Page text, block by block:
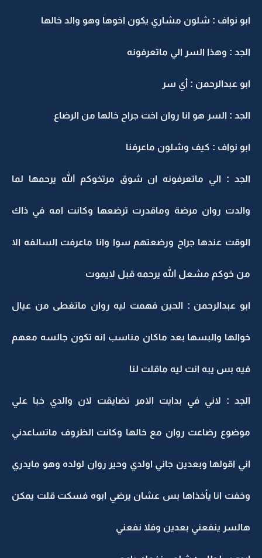
ابو نواف : شلون مشاري يكون اخوها وهو والد خالها
الجد : وهذا السر الي ماتعرفونه
ابو عبدالرحمن : أي سر
الجد : السر هو انا روان اخت جراح خالها من الرضاع
ابو نواف : كيف وشلون ماعرفنا
الجد : الي ماتعرفونه ان شوق مرتخوكم الله يرحمها لما
والدت روان مرضة وماقدرت ترضعها وكانت امه في ذاك
الوقت عندها جراح ورضعتهم سوا وانا ماعرفت السالفه الا
من خوكم مشعل الله يرحمه قبل لايموت
ابو عبدالرحمن : الحين فهمت ليه روان ماتغطى من عيال
خوالها والبسها بعد ماكان مناسب انه تكون جالسه معهم
فيه بس يبه انت ليه ماقلت لنا
الجد : لاني في بدايت الامر تضايقت لان والدي خبا علي
موضوع رضاعت روان مع خالها وكانت الظروف ماتساعدني
اني اقولها وبعدين جاني اولدي وحير روان لولده وهو مايدري
وخفت انا يأخذاها بس عشان يرضي ابوه فسكت قلت يمكن
هالسر ينفعني بعدين وفلا نفعني